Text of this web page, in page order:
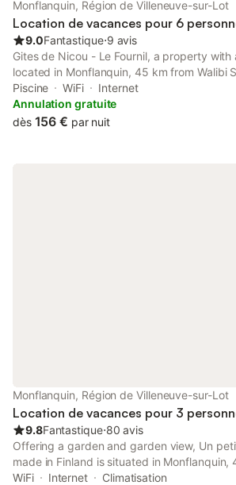
Monflanquin, Région de Villeneuve-sur-Lot
Location de vacances pour 6
9.0Fantastique⋅9 avis
Gites de Nicou - Le Fournil, a property with
located in Monflanquin, 45 km from Walibi
from Stade Armandie, as well as 8.7 km
Golf Club.
Piscine WiFi
Internet
Annulation gratuite
dès 156 € par nuit
Monflanquin, Région de Villeneuve-sur-Lot
Location de vacances pour 3
9.8Fantastique⋅80 avis
Offering a garden and garden view, Un
made in Finland is situated in Monflanquin,
South-West and 50 km from Bergerac Train
WiFi Internet
Climatisation